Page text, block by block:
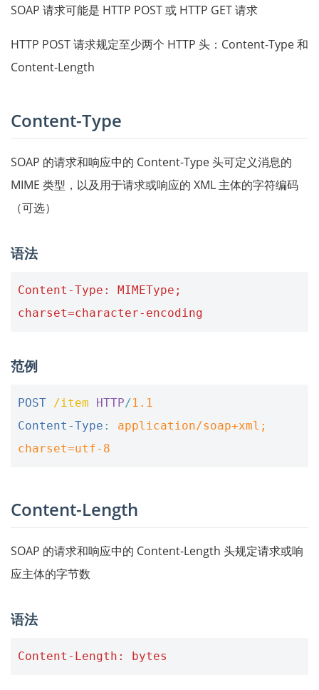
SOAP 请求可能是 HTTP POST 或 HTTP GET 请求
HTTP POST 请求规定至少两个 HTTP 头：Content-Type 和
Content-Length
Content-Type
SOAP 的请求和响应中的 Content-Type 头可定义消息的
MIME 类型，以及用于请求或响应的 XML 主体的字符编码
（可选）
语法
Content-Type: MIMEType;
charset=character-encoding
范例
POST /item HTTP/1.1
Content-Type :
application/soap+xml;
charset=utf-8
Content-Length
SOAP 的请求和响应中的 Content-Length 头规定请求或响
应主体的字节数
语法
Content-Length: bytes